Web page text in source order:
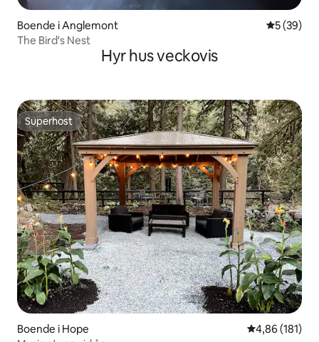
Boende i Anglemont 5 av 5 i
5 (39)
The Bird's Nest
Hyr hus veckovis
Superhost
Superhost
Boende i Hope 4,86 av 5 i
4,86 (181)